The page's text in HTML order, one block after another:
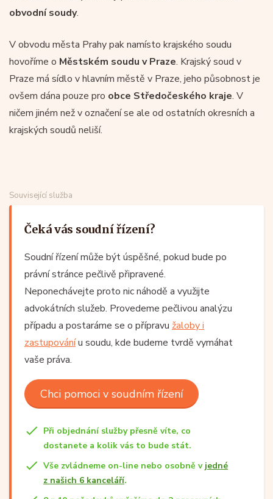
obvodní soudy.
V obvodu města Prahy pak namísto krajského soudu
hovoříme o Městském soudu v Praze. Krajský soud v
Praze má sídlo v hlavním městě v Praze, jeho působnost je
ovšem dána pouze pro obce Středočeského kraje. V
ničem jiném než v označení se ale od ostatních okresních a
krajských soudů neliší.
Související služba
Čeká vás soudní řízení?
Soudní řízení může být úspěšné, pokud bude po
právní stránce pečlivě připravené.
Neponechávejte proto nic náhodě a využijte
advokátních služeb. Provedeme pečlivou analýzu
případu a postaráme se o přípravu žaloby i
zastupováníu soudu, kde budeme tvrdě vymáhat
vaše práva.
Chci pomoci v soudním řízení
Při objednání služby přesně víte, co
dostanete a kolik vás to bude stát.
Vše zvládneme on-line nebo osobně v jedné
z našich 6 kanceláří.